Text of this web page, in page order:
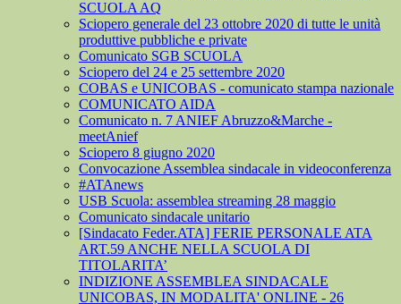
SCUOLA AQ
Sciopero generale del 23 ottobre 2020 di tutte le unità
produttive pubbliche e private
Comunicato SGB SCUOLA
Sciopero del 24 e 25 settembre 2020
COBAS e UNICOBAS - comunicato stampa nazionale
COMUNICATO AIDA
Comunicato n. 7 ANIEF Abruzzo&Marche -
meetAnief
Sciopero 8 giugno 2020
Convocazione Assemblea sindacale in videoconferenza
#ATAnews
USB Scuola: assemblea streaming 28 maggio
Comunicato sindacale unitario
[Sindacato Feder.ATA] FERIE PERSONALE ATA
ART.59 ANCHE NELLA SCUOLA DI
TITOLARITA’
INDIZIONE ASSEMBLEA SINDACALE
UNICOBAS, IN MODALITA' ONLINE - 26